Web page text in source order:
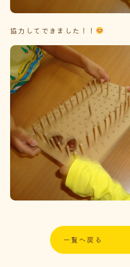
協力してできました！！
一覧へ戻る